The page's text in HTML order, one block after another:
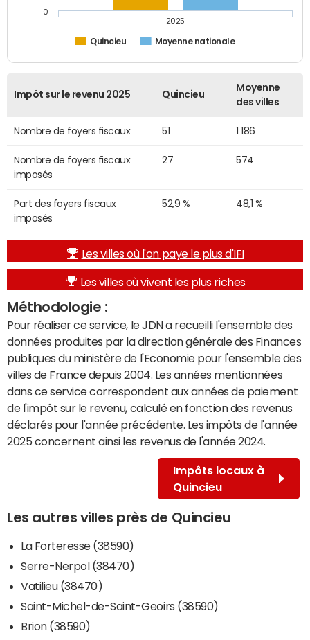
Quincieu Moyenne nationale
2025
0
Impôt sur le revenu 2025 Quincieu
Moyenne
des villes
Nombre de foyers fiscaux 51 1 186
Nombre de foyers fiscaux
imposés
27 574
Part des foyers fiscaux
imposés
52,9 % 48,1 %
Les villes où l'on paye le plus d'IFI
Les villes où vivent les plus riches
Méthodologie :
Pour réaliser ce service, le JDN a recueilli l'ensemble des
données produites par la direction générale des Finances
publiques du ministère de l'Economie pour l'ensemble des
villes de France depuis 2004. Les années mentionnées
dans ce service correspondent aux années de paiement
de l'impôt sur le revenu, calculé en fonction des revenus
déclarés pour l'année précédente. Les impôts de l'année
2025 concernent ainsi les revenus de l'année 2024.
Impôts locaux à
Quincieu
Les autres villes près de Quincieu
La Forteresse (38590)
Serre-Nerpol (38470)
Vatilieu (38470)
Saint-Michel-de-Saint-Geoirs (38590)
Brion (38590)